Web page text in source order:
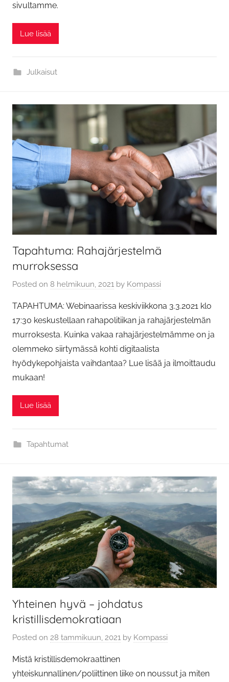
sivultamme.
Lue lisää
Julkaisut
Tapahtuma: Rahajärjestelmä
murroksessa
Posted on 8 helmikuun, 2021 by Kompassi
TAPAHTUMA: Webinaarissa keskiviikkona 3.3.2021 klo
17:30 keskustellaan rahapolitiikan ja rahajärjestelmän
murroksesta. Kuinka vakaa rahajärjestelmämme on ja
olemmeko siirtymässä kohti digitaalista
hyödykepohjaista vaihdantaa? Lue lisää ja ilmoittaudu
mukaan!
Lue lisää
Tapahtumat
Yhteinen hyvä – johdatus
kristillisdemokratiaan
Posted on 28 tammikuun, 2021 by Kompassi
Mistä kristillisdemokraattinen
yhteiskunnallinen/poliittinen liike on noussut ja miten